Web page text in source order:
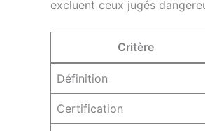
excluent ceux jugés
Critère
Définition
Certification